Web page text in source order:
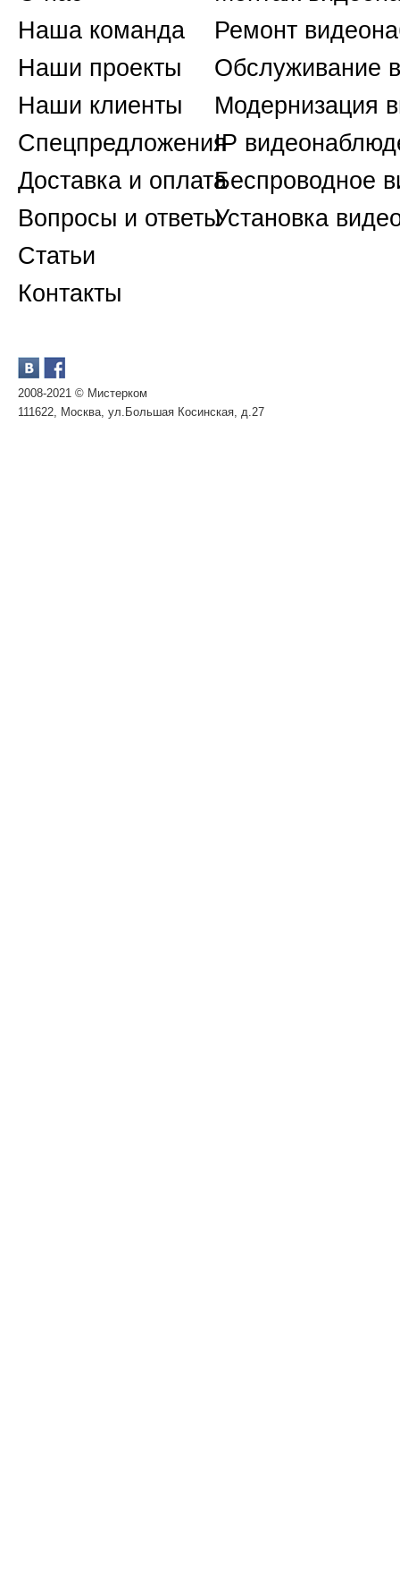
Наша команда
Наши проекты
Наши клиенты
Спецпредложения
Доставка и оплата
Вопросы и ответы
Статьи
Контакты
2008-2021 © Мистерком
111622, Москва, ул.Большая Косинская, д.27
Ремонт
Обслуживание
Модернизация
IP
Беспроводное
Установка